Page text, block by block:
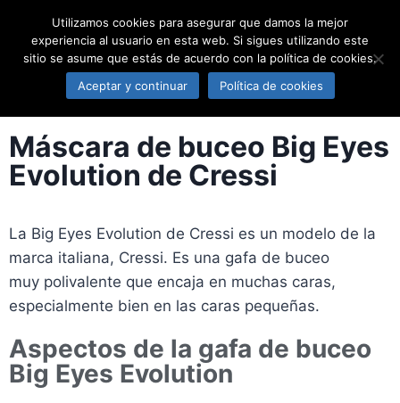
EL RINCÓN DEL BUCEO
MÁSCARAS
Máscara de buceo Big Eyes
Evolution de Cressi
La Big Eyes Evolution de Cressi es un modelo de la
marca italiana, Cressi. Es una gafa de buceo
muy polivalente que encaja en muchas caras,
especialmente bien en las caras pequeñas.
Aspectos de la gafa de buceo
Big Eyes Evolution
Utilizamos cookies para asegurar que damos la mejor
experiencia al usuario en esta web. Si sigues utilizando este
sitio se asume que estás de acuerdo con la política de cookies.
Aceptar y continuar
Política de cookies